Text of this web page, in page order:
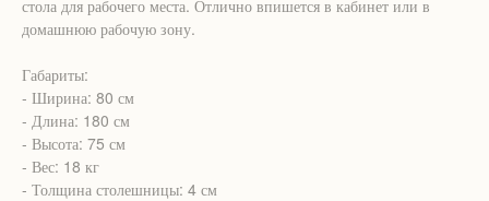
стола для рабочего места. Отлично впишется в кабинет или в
домашнюю рабочую зону.
Габариты:
- Ширина: 80 см
- Длина: 180 см
- Высота: 75 см
- Вес: 18 кг
- Толщина столешницы: 4 см